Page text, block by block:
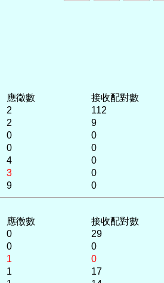
應徵數
接收配對數
2
112
2
9
0
0
0
0
4
0
3
0
9 0
應徵數
接收配對數
0
29
0
0
1
0
1
17